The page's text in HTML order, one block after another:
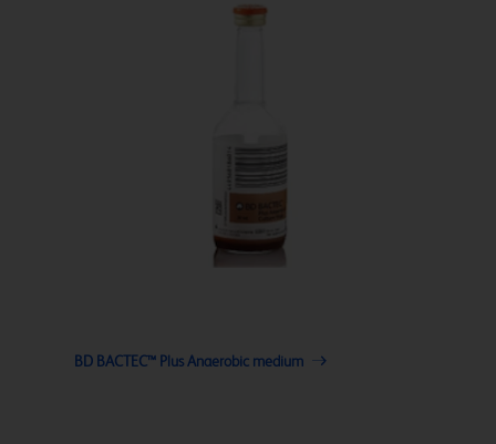
BD BACTEC™ Plus Anaerobic medium